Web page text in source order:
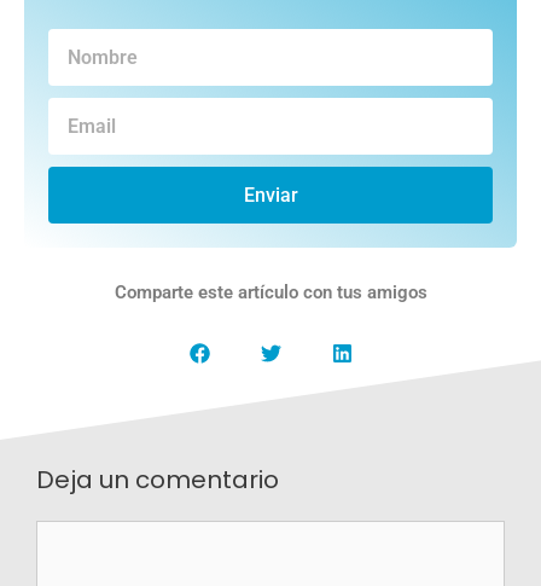
Enviar
Comparte este artículo con tus amigos
Deja un comentario